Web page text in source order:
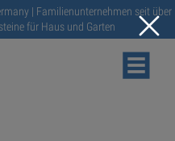
| Familienunternehmen seit über
für Haus und Garten